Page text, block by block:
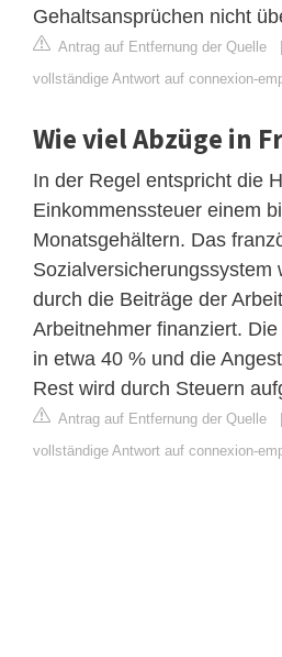
Gehaltsansprüchen nicht
Antrag auf Entfernung der Quelle
vollständige Antwort auf connexion-
Wie viel Abzüge in
In der Regel entspricht die
Einkommenssteuer einem
Monatsgehältern. Das
Sozialversicherungssystem
durch die Beiträge der
Arbeitnehmer finanziert.
in etwa 40 % und die
Rest wird durch Steuern
Antrag auf Entfernung der Quelle
vollständige Antwort auf connexion-